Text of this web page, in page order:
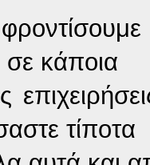
κάποια
τίποτα